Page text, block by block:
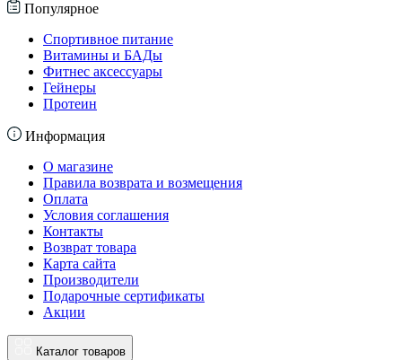
Популярное
Спортивное питание
Витамины и БАДы
Фитнес аксессуары
Гейнеры
Протеин
Информация
О магазине
Правила возврата и возмещения
Оплата
Условия соглашения
Контакты
Возврат товара
Карта сайта
Производители
Подарочные сертификаты
Акции
Каталог товаров